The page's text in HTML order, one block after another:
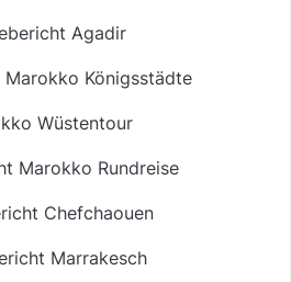
Agadir
Marokko Königsstädte
Wüstentour
Marokko Rundreise
Chefchaouen
Marrakesch